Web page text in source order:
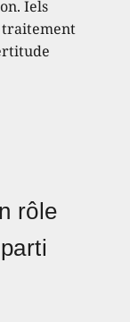
Iels
traitement
rôle